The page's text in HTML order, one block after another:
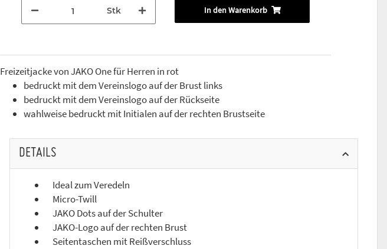
Stk In den Warenkorb
Freizeitjacke von JAKO One für Herren in rot
bedruckt mit dem Vereinslogo auf der Brust links
bedruckt mit dem Vereinslogo auf der Rückseite
wahlweise bedruckt mit Initialen auf der rechten Brustseite
DETAILS
Ideal zum Veredeln
Micro-Twill
JAKO Dots auf der Schulter
JAKO-Logo auf der rechten Brust
Seitentaschen mit Reißverschluss